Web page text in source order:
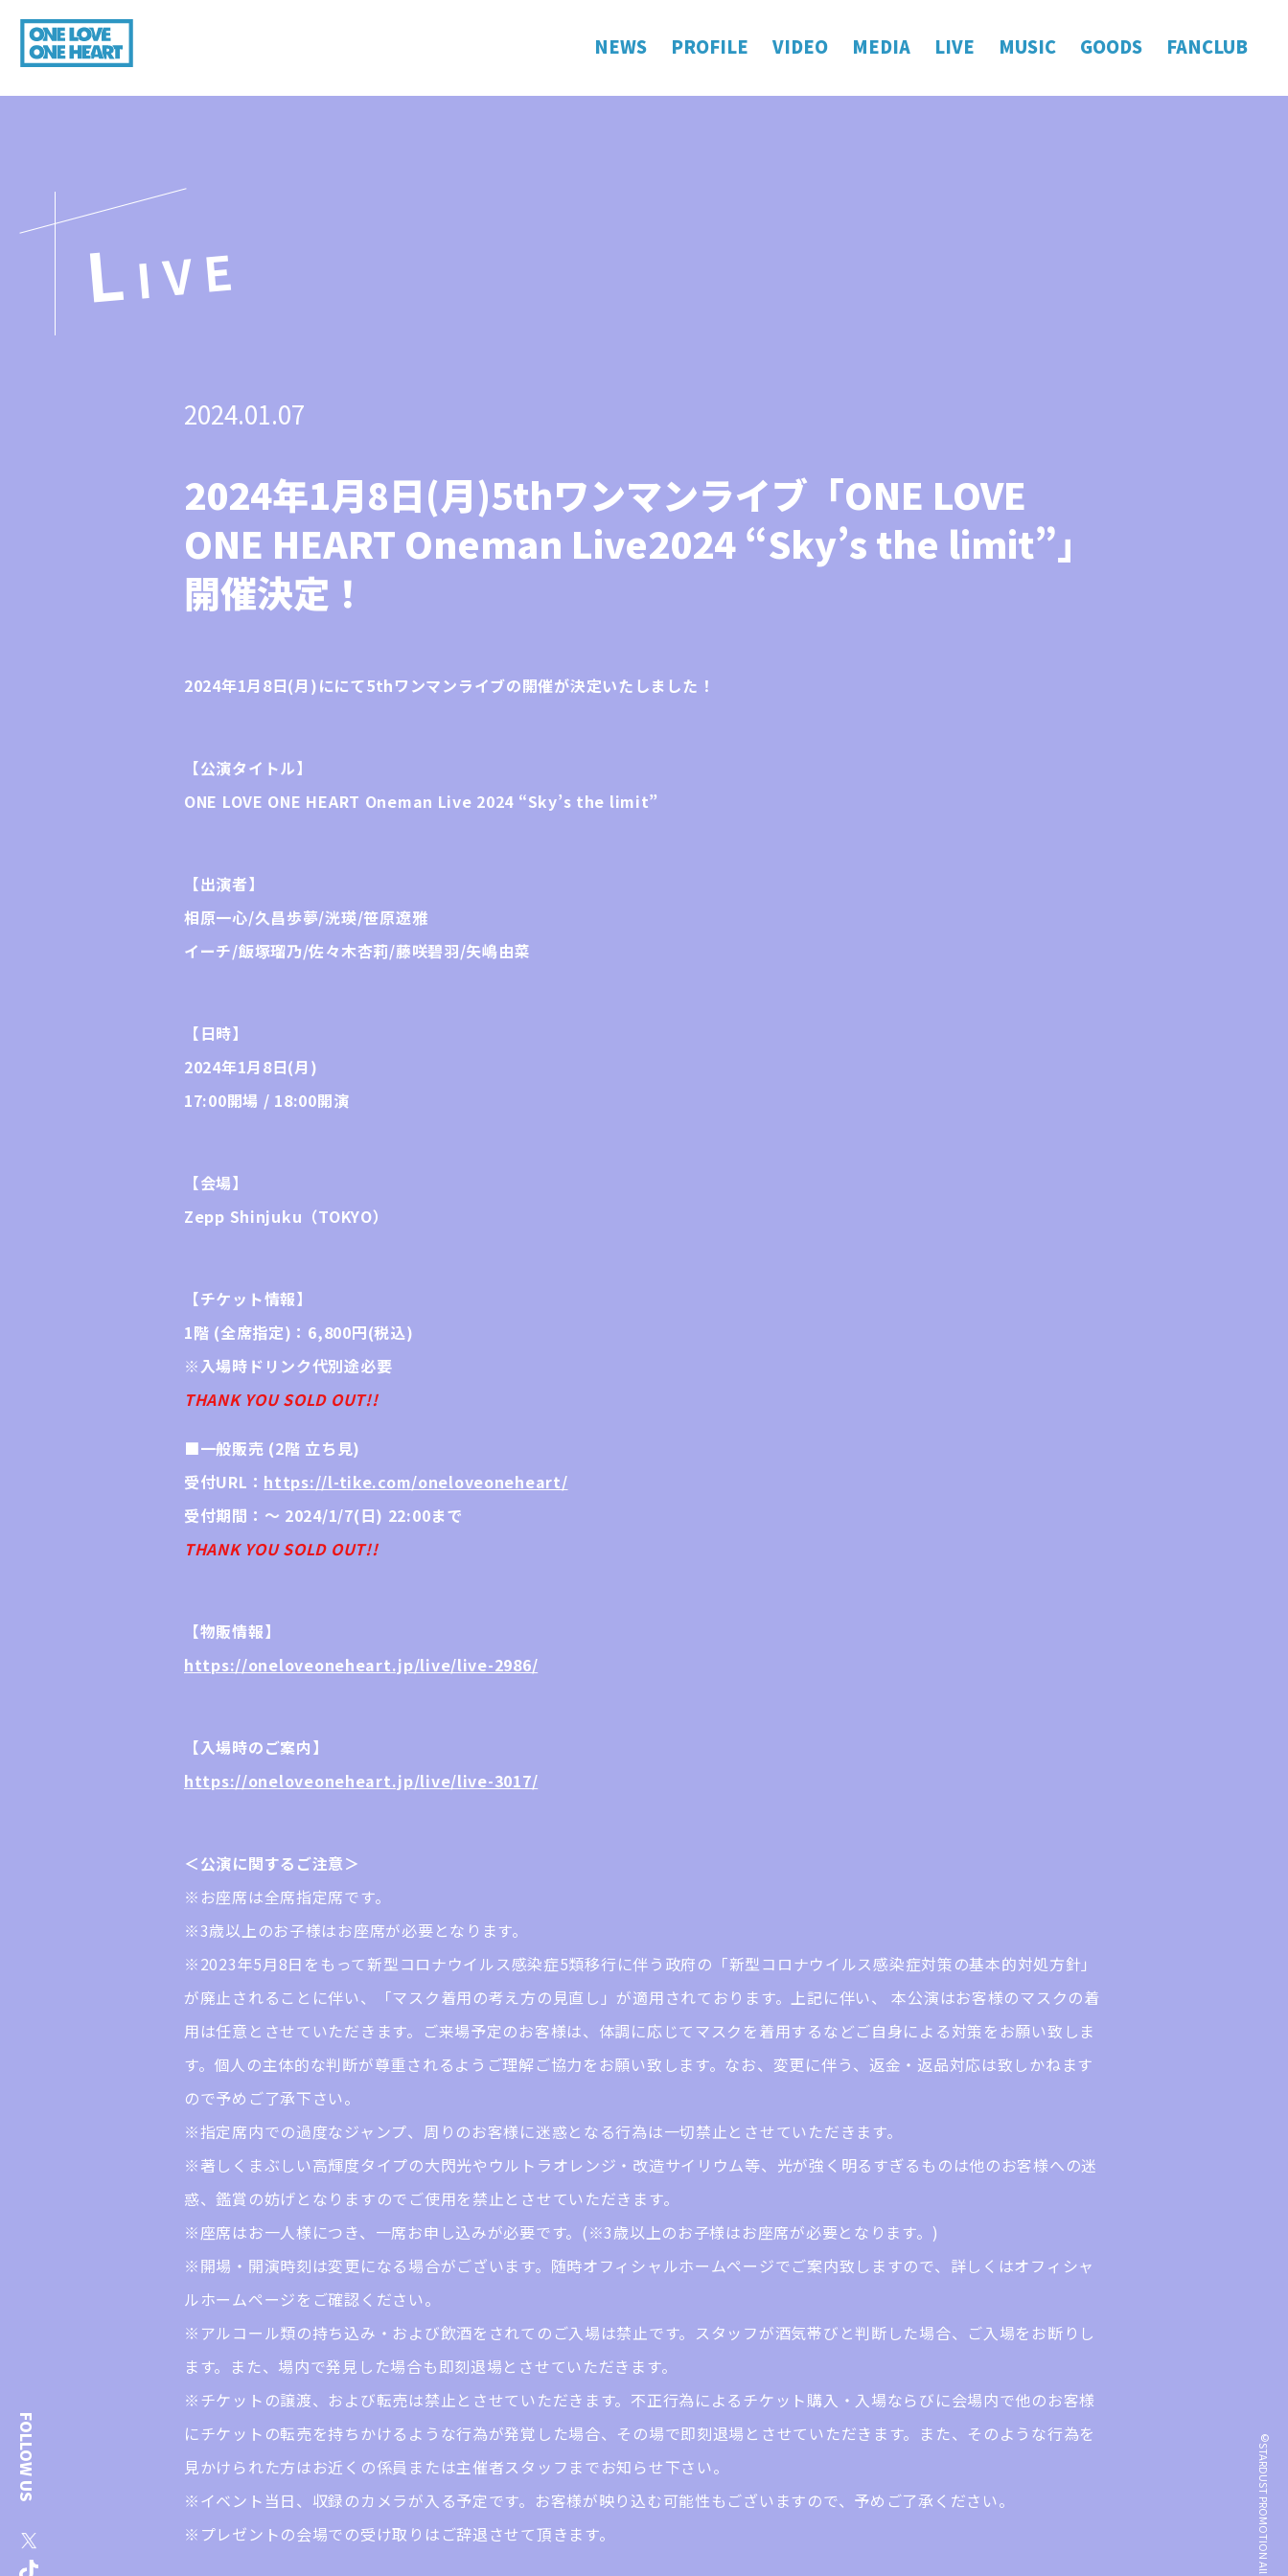
NEWS PROFILE VIDEO MEDIA LIVE MUSIC GOODS FANCLUB
FOLLOW US
LIVE
2024.01.07
2024年1月8日(月)5thワンマンライブ「ONE LOVE
ONE HEART Oneman Live2024 “Sky’s the limit”」
開催決定！
2024年1月8日(月)ににて5thワンマンライブの開催が決定いたしました！
【公演タイトル】
ONE LOVE ONE HEART Oneman Live 2024 “Sky’s the limit”
【出演者】
相原一心/久昌歩夢/洸瑛/笹原遼雅
イーチ/飯塚瑠乃/佐々木杏莉/藤咲碧羽/矢嶋由菜
【日時】
2024年1月8日(月)
17:00開場 / 18:00開演
【会場】
Zepp Shinjuku（TOKYO）
【チケット情報】
1階 (全席指定)：6,800円(税込)
※入場時ドリンク代別途必要
THANK YOU SOLD OUT!!
■一般販売 (2階 立ち見)
受付URL： https://l-tike.com/oneloveoneheart/
受付期間：～ 2024/1/7(日) 22:00まで
THANK YOU SOLD OUT!!
【物販情報】
https://oneloveoneheart.jp/live/live-2986/
【入場時のご案内】
https://oneloveoneheart.jp/live/live-3017/
＜公演に関するご注意＞
※お座席は全席指定席です。
※3歳以上のお子様はお座席が必要となります。
※2023年5月8日をもって新型コロナウイルス感染症5類移行に伴う政府の「新型コロナウイルス感染症対策の基本的対処方針」
が廃止されることに伴い、「マスク着用の考え方の見直し」が適用されております。上記に伴い、 本公演はお客様のマスクの着
用は任意とさせていただきます。ご来場予定のお客様は、体調に応じてマスクを着用するなどご自身による対策をお願い致しま
す。個人の主体的な判断が尊重されるようご理解ご協力をお願い致します。なお、変更に伴う、返金・返品対応は致しかねます
ので予めご了承下さい。
※指定席内での過度なジャンプ、周りのお客様に迷惑となる行為は一切禁止とさせていただきます。
※著しくまぶしい高輝度タイプの大閃光やウルトラオレンジ・改造サイリウム等、光が強く明るすぎるものは他のお客様への迷
惑、鑑賞の妨げとなりますのでご使用を禁止とさせていただきます。
※座席はお一人様につき、一席お申し込みが必要です。(※3歳以上のお子様はお座席が必要となります。)
※開場・開演時刻は変更になる場合がございます。随時オフィシャルホームページでご案内致しますので、詳しくはオフィシャ
ルホームページをご確認ください。
※アルコール類の持ち込み・および飲酒をされてのご入場は禁止です。スタッフが酒気帯びと判断した場合、ご入場をお断りし
ます。また、場内で発見した場合も即刻退場とさせていただきます。
※チケットの譲渡、および転売は禁止とさせていただきます。不正行為によるチケット購入・入場ならびに会場内で他のお客様
にチケットの転売を持ちかけるような行為が発覚した場合、その場で即刻退場とさせていただきます。また、そのような行為を
見かけられた方はお近くの係員または主催者スタッフまでお知らせ下さい。
※イベント当日、収録のカメラが入る予定です。お客様が映り込む可能性もございますので、予めご了承ください。
※プレゼントの会場での受け取りはご辞退させて頂きます。